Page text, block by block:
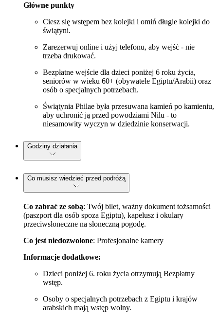
Główne punkty
Ciesz się wstępem bez kolejki i omiń długie kolejki do
świątyni.
Zarezerwuj online i użyj telefonu, aby wejść - nie
trzeba drukować.
Bezpłatne wejście dla dzieci poniżej 6 roku życia,
seniorów w wieku 60+ (obywatele Egiptu/Arabii) oraz
osób o specjalnych potrzebach.
Świątynia Philae była przesuwana kamień po kamieniu,
aby uchronić ją przed powodziami Nilu - to
niesamowity wyczyn w dziedzinie konserwacji.
Godziny działania
Co musisz wiedzieć przed podróżą
Co zabrać ze sobą: Twój bilet, ważny dokument tożsamości
(paszport dla osób spoza Egiptu), kapelusz i okulary
przeciwsłoneczne na słoneczną pogodę.
Co jest niedozwolone: Profesjonalne kamery
Informacje dodatkowe:
Dzieci poniżej 6. roku życia otrzymują Bezpłatny
wstęp.
Osoby o specjalnych potrzebach z Egiptu i krajów
arabskich mają wstęp wolny.